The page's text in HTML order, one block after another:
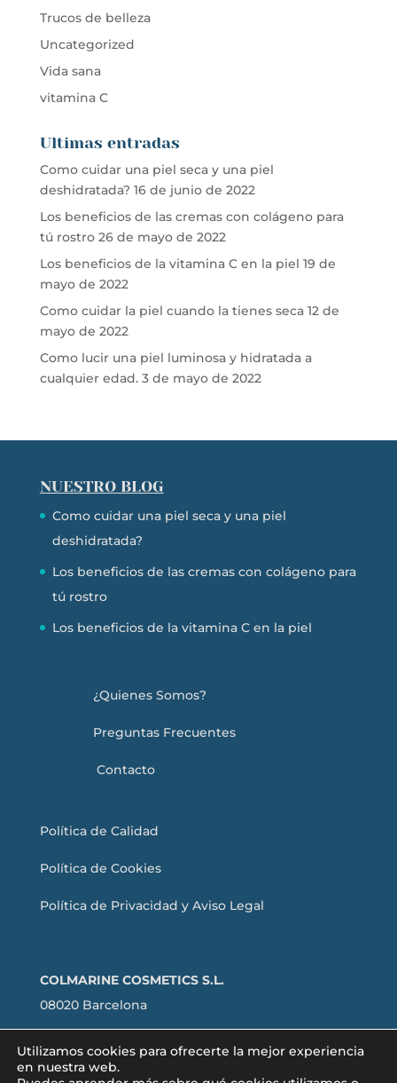
Trucos de belleza
Uncategorized
Vida sana
vitamina C
Ultimas entradas
Como cuidar una piel seca y una piel
deshidratada? 16 de junio de 2022
Los beneficios de las cremas con colágeno para
tú rostro 26 de mayo de 2022
Los beneficios de la vitamina C en la piel 19 de
mayo de 2022
Como cuidar la piel cuando la tienes seca 12 de
mayo de 2022
Como lucir una piel luminosa y hidratada a
cualquier edad. 3 de mayo de 2022
NUESTRO BLOG
Como cuidar una piel seca y una piel
deshidratada?
Los beneficios de las cremas con colágeno para
tú rostro
Los beneficios de la vitamina C en la piel
¿Quienes Somos?
Preguntas Frecuentes
Contacto
Política de Calidad
Política de Cookies
Política de Privacidad y Aviso Legal
COLMARINE COSMETICS S.L.
08020 Barcelona
Utilizamos cookies para ofrecerte la mejor experiencia
en nuestra web.